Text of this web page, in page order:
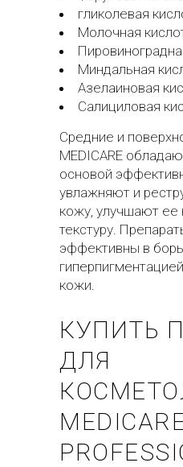
гликолевая
Молочная
Миндальная
Азелаиновая
Салициловая
Средние и
MEDICARE
основой
увлажняют и
кожу, улучшают ее
текстуру.
эффективны в
кожи.
КУПИТЬ
ДЛЯ